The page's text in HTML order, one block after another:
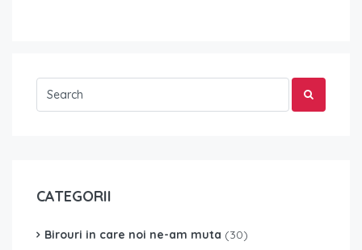
CATEGORII
Birouri in care noi ne-am muta (30)